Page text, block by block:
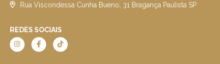
Rua Viscondessa Cunha Bueno, 31 Bragança Paulista SP
REDES SOCIAIS